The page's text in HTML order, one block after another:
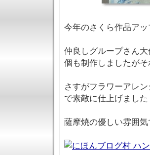
今年のさくら作品ア
仲良しグループさん
個も制作しましたが
さすがフラワーアレ
で素敵に仕上げました
薩摩焼の優しい雰囲